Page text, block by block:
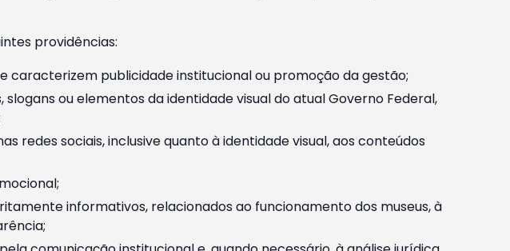
providências:
caracterizem publicidade institucional ou promoção da gestão;
ou elementos da identidade visual do atual Governo Federal,
redes sociais, inclusive quanto à identidade visual, aos conteúdos
informativos, relacionados ao funcionamento dos museus, à